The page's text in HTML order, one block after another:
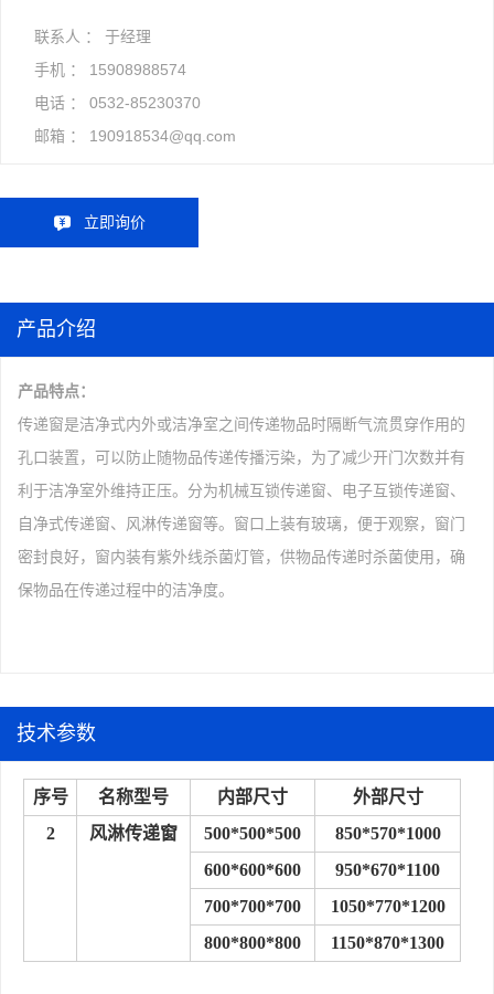
联系人 ： 于经理
手机 ： 15908988574
电话 ： 0532-85230370
邮箱 ： 190918534@qq.com
立即询价
产品介绍
产品特点：
传递窗是洁净式内外或洁净室之间传递物品时隔断气流贯穿作用的
孔口装置，可以防止随物品传递传播污染，为了减少开门次数并有
利于洁净室外维持正压。分为机械互锁传递窗、电子互锁传递窗、
自净式传递窗、风淋传递窗等。窗口上装有玻璃，便于观察，窗门
密封良好，窗内装有紫外线杀菌灯管，供物品传递时杀菌使用，确
保物品在传递过程中的洁净度。
技术参数
序号 名称型号 内部尺寸
外部尺寸
2
风淋传递窗 500*500*500
850*570*1000
600*600*600
950*670*1100
700*700*700
1050*770*1200
800*800*800
1150*870*1300